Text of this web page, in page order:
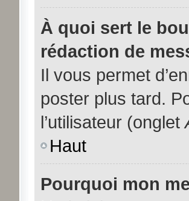
À quoi sert le
rédaction de
Il vous permet
poster plus tard.
l’utilisateur (onglet
Haut
Pourquoi mon